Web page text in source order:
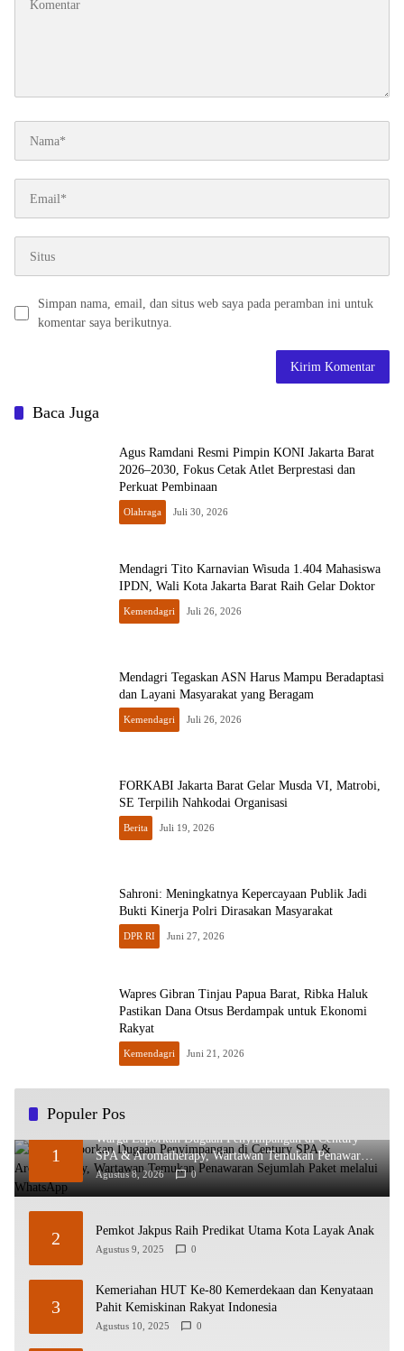
Simpan nama, email, dan situs web saya pada peramban ini untuk
komentar saya berikutnya.
Baca Juga
Agus Ramdani Resmi Pimpin KONI Jakarta Barat
2026–2030, Fokus Cetak Atlet Berprestasi dan
Perkuat Pembinaan
Olahraga Juli 30, 2026
Mendagri Tito Karnavian Wisuda 1.404 Mahasiswa
IPDN, Wali Kota Jakarta Barat Raih Gelar Doktor
Kemendagri Juli 26, 2026
Mendagri Tegaskan ASN Harus Mampu Beradaptasi
dan Layani Masyarakat yang Beragam
Kemendagri Juli 26, 2026
FORKABI Jakarta Barat Gelar Musda VI, Matrobi,
SE Terpilih Nahkodai Organisasi
Berita Juli 19, 2026
Sahroni: Meningkatnya Kepercayaan Publik Jadi
Bukti Kinerja Polri Dirasakan Masyarakat
DPR RI Juni 27, 2026
Wapres Gibran Tinjau Papua Barat, Ribka Haluk
Pastikan Dana Otsus Berdampak untuk Ekonomi
Rakyat
Kemendagri Juni 21, 2026
Populer Pos
1
Warga Laporkan Dugaan Penyimpangan di Century
SPA & Aromatherapy, Wartawan Temukan Penawaran
Sejumlah Paket melalui WhatsApp
Agustus 8, 2026 0
2 Pemkot Jakpus Raih Predikat Utama Kota Layak Anak
Agustus 9, 2025 0
3
Kemeriahan HUT Ke-80 Kemerdekaan dan Kenyataan
Pahit Kemiskinan Rakyat Indonesia
Agustus 10, 2025 0